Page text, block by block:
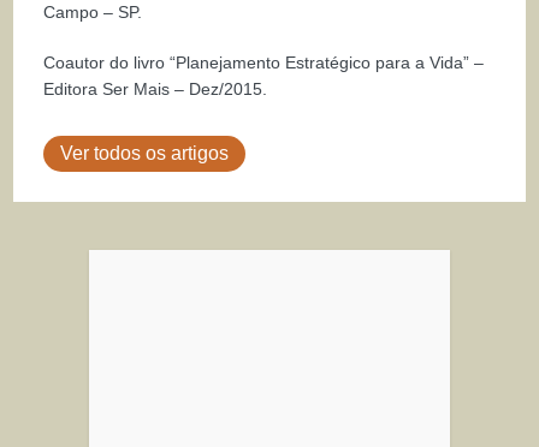
Campo – SP.
Coautor do livro “Planejamento Estratégico para a Vida” –
Editora Ser Mais – Dez/2015.
Ver todos os artigos